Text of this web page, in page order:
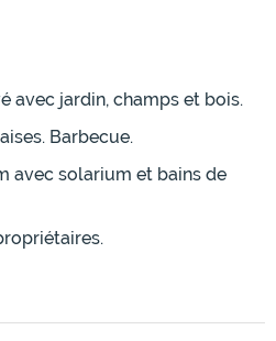
avec jardin, champs et bois.
Barbecue.
avec solarium et bains de